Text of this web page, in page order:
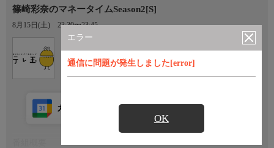
エラー
通信に問題が発生しました[error]
OK
篠崎彩奈のマネータイムSeason2[S]
8月15日(土) 23:30〜23:45
カレンダー登録 アプリ視聴